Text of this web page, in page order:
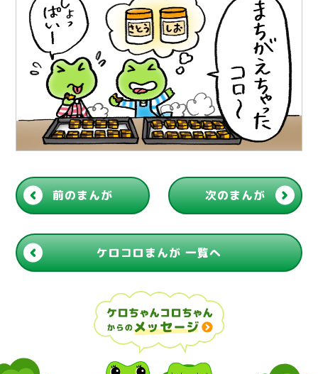
前のまんが 次のまんが
ケロコロまんが 一覧へ